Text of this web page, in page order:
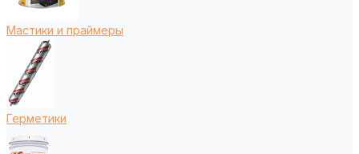
Мастики и праймеры
Герметики